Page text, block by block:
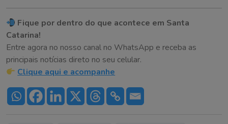
Fique por dentro do que acontece em Santa
Catarina!
Entre agora no nosso canal no WhatsApp e receba as
principais notícias direto no seu celular.
Clique aqui e acompanhe